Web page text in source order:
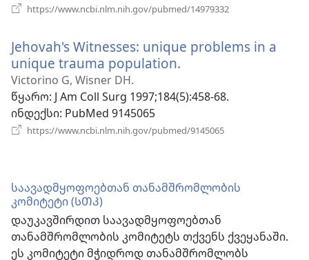
https://www.ncbi.nlm.nih.gov/pubmed/14979332
Jehovah's Witnesses: unique problems in a
unique trauma population.
ფანჯარა)
Victorino G, Wisner DH.
წყარო‎: J Am Coll Surg 1997;184(5):458-68.
ინდექსი‎: PubMed 9145065
https://www.ncbi.nlm.nih.gov/pubmed/9145065
საავადმყოფოებთან თანამშრომლობის
კომიტეტი (ᲡᲗᲙ)
დაუკავშირდით საავადმყოფოებთან
თანამშრომლობის კომიტეტს თქვენს ქვეყანაში.
ეს კომიტეტი მჭიდროდ თანამშრომლობს